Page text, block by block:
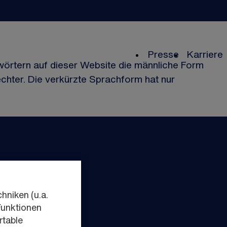
Presse Karriere
auf dieser Website die männliche Form
Die verkürzte Sprachform hat nur
(u.a.